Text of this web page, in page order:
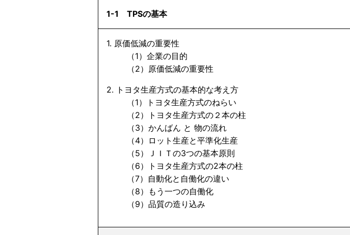
1-1 TPSの基本
1. 原価低減の重要性
（1）企業の目的
（2）原価低減の重要性
2. トヨタ生産方式の基本的な考え方
（1）トヨタ生産方式のねらい
（2）トヨタ生産方式の２本の柱
（3）かんばん と 物の流れ
（4）ロット生産と平準化生産
（5）ＪＩＴの3つの基本原則
（6）トヨタ生産方式の2本の柱
（7）自動化と自働化の違い
（8）もう一つの自働化
（9）品質の造り込み